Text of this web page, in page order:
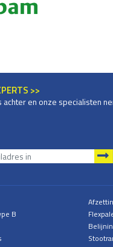
>>
achter en onze specialisten
B